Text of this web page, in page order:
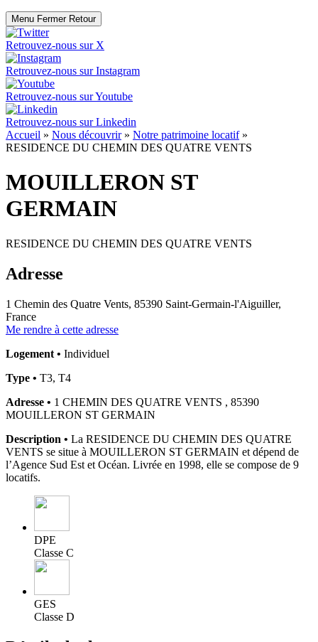
Menu Fermer Retour
Retrouvez-nous sur X
Retrouvez-nous surInstagram
Retrouvez-nous surYoutube
Retrouvez-nous surLinkedin
Accueil » Nous découvrir» Notre patrimoine locatif»
RESIDENCE DU CHEMIN DES QUATRE VENTS
MOUILLERON ST
GERMAIN
RESIDENCE DU CHEMIN DES QUATRE VENTS
Adresse
1 Chemin des Quatre Vents, 85390 Saint-Germain-l'Aiguiller,
France
Me rendre à cette adresse
Logement • Individuel
Type • T3, T4
Adresse • 1 CHEMIN DES QUATRE VENTS , 85390
MOUILLERON ST GERMAIN
Description • La RESIDENCE DU CHEMIN DES QUATRE
VENTS se situe à MOUILLERON ST GERMAIN et dépend de
l’Agence Sud Est et Océan. Livrée en 1998, elle se compose de 9
locatifs.
DPE
Classe C
GES
Classe D